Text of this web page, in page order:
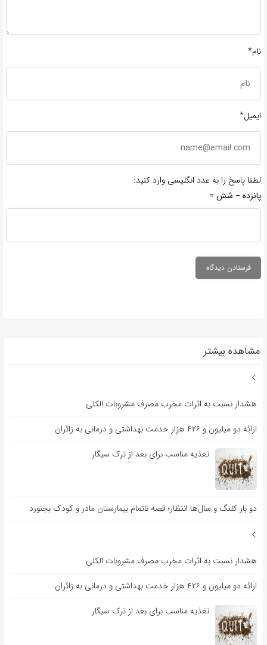
نام*
ایمیل*
لطفا پاسخ را به عدد انگلیسی وارد کنید:
پانزده − شش =
مشاهده بیشتر
هشدار نسبت به اثرات مخرب مصرف مشروبات الکلی
ارائه دو میلیون و ۴۲۶ هزار خدمت بهداشتی و درمانی به زائران
تغذیه مناسب برای بعد از ترک سیگار
دو بار کلنگ و سال‌ها انتظار؛ قصه ناتمام بیمارستان مادر و کودک بجنورد
هشدار نسبت به اثرات مخرب مصرف مشروبات الکلی
ارائه دو میلیون و ۴۲۶ هزار خدمت بهداشتی و درمانی به زائران
تغذیه مناسب برای بعد از ترک سیگار